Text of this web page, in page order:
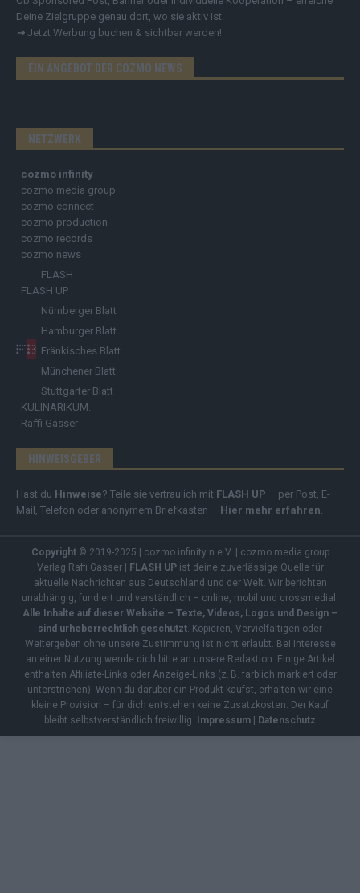
Deine Zielgruppe genau dort, wo sie aktiv ist.
➔ Jetzt Werbung buchen & sichtbar werden!
EIN ANGEBOT DER COZMO NEWS
NETZWERK
cozmo infinity
cozmo media group
cozmo connect
cozmo production
cozmo records
cozmo news
FLASH
FLASH UP
Nürnberger Blatt
Hamburger Blatt
Fränkisches Blatt
Münchener Blatt
Stuttgarter Blatt
KULINARIKUM.
Raffi Gasser
HINWEISGEBER
Hast du Hinweise? Teile sie vertraulich mit FLASH UP – per Post, E-
Mail, Telefon oder anonymem Briefkasten – Hier mehr erfahren.
Copyright© 2019-2025 | cozmo infinity n.e.V. | cozmo media group
Verlag Raffi Gasser |
FLASH UPist deine zuverlässige Quelle für
aktuelle Nachrichten aus Deutschland und der Welt. Wir berichten
unabhängig, fundiert und verständlich – online, mobil und crossmedial.
Alle Inhalte auf dieser Website – Texte, Videos, Logos und Design –
sind urheberrechtlich geschützt. Kopieren, Vervielfältigen oder
Weitergeben ohne unsere Zustimmung ist nicht erlaubt. Bei Interesse
an einer Nutzung wende dich bitte an unsere Redaktion. Einige Artikel
enthalten Affiliate-Links oder Anzeige-Links (z. B. farblich markiert oder
unterstrichen). Wenn du darüber ein Produkt kaufst, erhalten wir eine
kleine Provision – für dich entstehen keine Zusatzkosten. Der Kauf
bleibt selbstverständlich freiwillig.
Impressum Datenschutz